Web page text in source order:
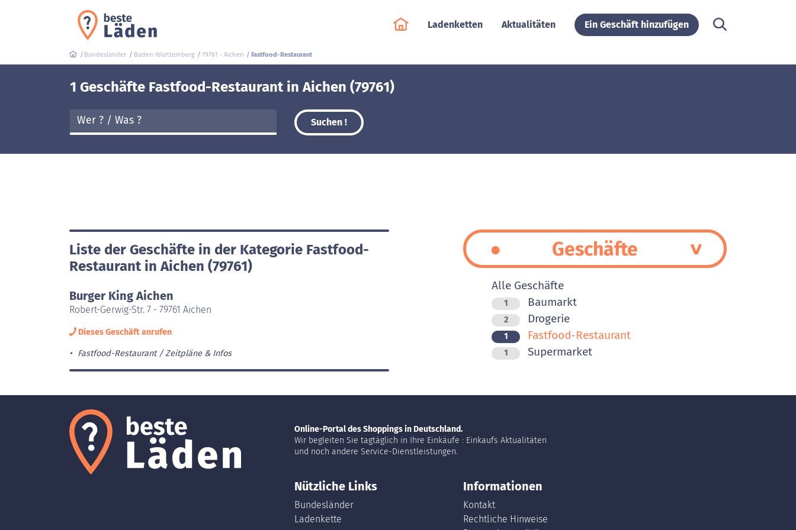
Ladenketten Aktualitäten Ein Geschäft hinzufügen
Bundesländer Baden-Württemberg 79761 - Aichen Fastfood-Restaurant
1 Geschäfte Fastfood-Restaurant in Aichen (79761)
Suchen !
Liste der Geschäfte in der Kategorie Fastfood-
Restaurant in Aichen (79761)
Burger King Aichen
Robert-Gerwig-Str. 7 - 79761 Aichen
Dieses Geschäft anrufen
Fastfood-Restaurant Zeitpläne & Infos
Geschäfte
Alle Geschäfte
1 Baumarkt
2 Drogerie
1 Fastfood-Restaurant
1 Supermarket
Online-Portal des Shoppings in Deutschland.
Wir begleiten Sie tagtäglich in Ihre Einkäufe : Einkaufs Aktualitäten
und noch andere Service-Dienstleistungen.
Nützliche Links
Bundesländer
Ladenkette
Informationen
Kontakt
Rechtliche Hinweise